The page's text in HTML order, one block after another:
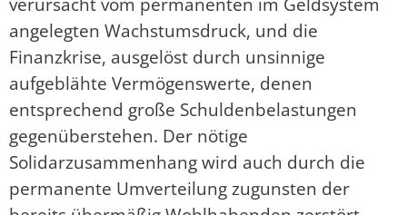
angelegten Wachstumsdruck, und die
Finanzkrise, ausgelöst durch unsinnige
aufgeblähte Vermögenswerte, denen
entsprechend große Schuldenbelastungen
gegenüberstehen. Der nötige
Solidarzusammenhang wird auch durch die
permanente Umverteilung zugunsten der